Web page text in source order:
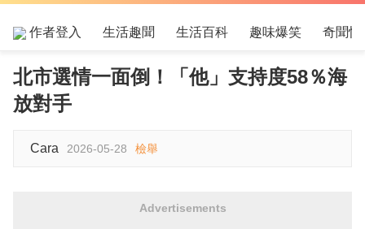
作者登入 生活趣聞 生活百科 趣味爆笑 奇聞怪
北市選情一面倒！「他」支持度58％海
放對手
Cara 2026-05-28 檢舉
Advertisements